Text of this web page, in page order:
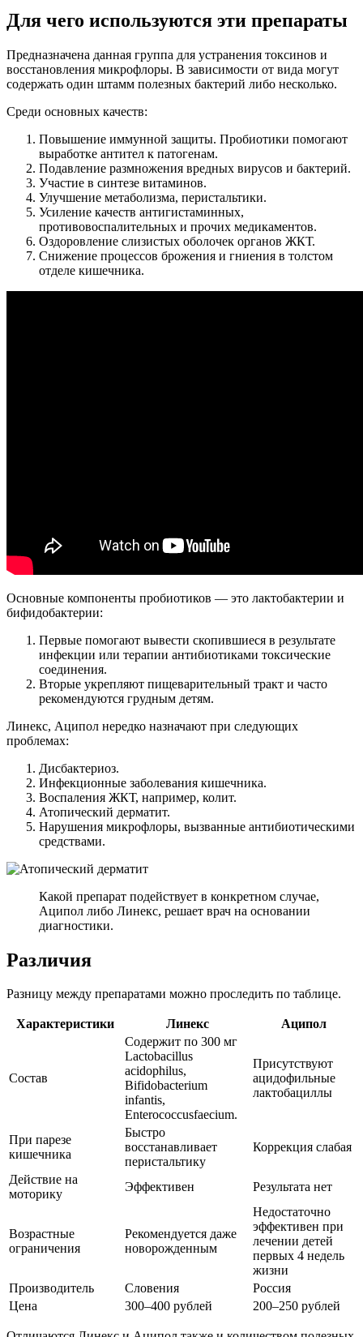
Для чего используются эти препараты
Предназначена данная группа для устранения токсинов и
восстановления микрофлоры. В зависимости от вида могут
содержать один штамм полезных бактерий либо несколько.
Среди основных качеств:
Повышение иммунной защиты. Пробиотики помогают
выработке антител к патогенам.
Подавление размножения вредных вирусов и бактерий.
Участие в синтезе витаминов.
Улучшение метаболизма, перистальтики.
Усиление качеств антигистаминных,
противовоспалительных и прочих медикаментов.
Оздоровление слизистых оболочек органов ЖКТ.
Снижение процессов брожения и гниения в толстом
отделе кишечника.
Основные компоненты пробиотиков — это лактобактерии и
бифидобактерии:
Первые помогают вывести скопившиеся в результате
инфекции или терапии антибиотиками токсические
соединения.
Вторые укрепляют пищеварительный тракт и часто
рекомендуются грудным детям.
Линекс, Аципол нередко назначают при следующих
проблемах:
Дисбактериоз.
Инфекционные заболевания кишечника.
Воспаления ЖКТ, например, колит.
Атопический дерматит.
Нарушения микрофлоры, вызванные антибиотическими
средствами.
Какой препарат подействует в конкретном случае,
Аципол либо Линекс, решает врач на основании
диагностики.
Различия
Разницу между препаратами можно проследить по таблице.
Характеристики Линекс Аципол
Состав
Содержит по 300 мг
Lactobacillus
acidophilus,
Bifidobacterium
infantis,
Enterococcusfaecium.
Присутствуют
ацидофильные
лактобациллы
При парезе
кишечника
Быстро
восстанавливает
перистальтику
Коррекция слабая
Действие на
моторику
Эффективен Результата нет
Возрастные
ограничения
Рекомендуется даже
новорожденным
Недостаточно
эффективен при
лечении детей
первых 4 недель
жизни
Производитель
Словения
Россия
Цена
300–400 рублей 200–250 рублей